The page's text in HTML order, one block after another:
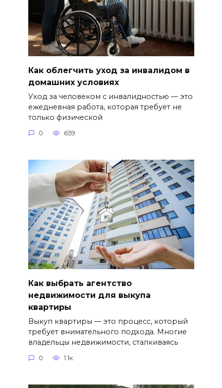
Как облегчить уход за инвалидом в
домашних условиях
Уход за человеком с инвалидностью — это
ежедневная работа, которая требует не
только физической
0 659
Как выбрать агентство
недвижимости для выкупа
квартиры
Выкуп квартиры — это процесс, который
требует внимательного подхода. Многие
владельцы недвижимости, сталкиваясь
0 1.1к.